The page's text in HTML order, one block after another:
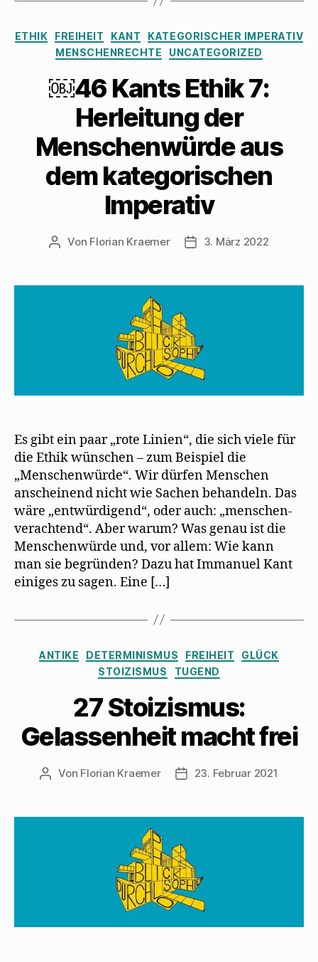
Kategorien
ETHIK FREIHEIT KANT
KATEGORISCHER IMPERATIV
MENSCHENRECHTE
UNCATEGORIZED
￼46 Kants Ethik 7:
Herleitung der
Menschenwürde aus
dem kategorischen
Imperativ
Beitragsautor
Von Florian Kraemer Veröffentlichungsdatum
3. März 2022
Es gibt ein paar „rote Linien“, die sich viele für
die Ethik wünschen – zum Beispiel die
„Menschenwürde“. Wir dürfen Menschen
anscheinend nicht wie Sachen behandeln. Das
wäre „entwürdigend“, oder auch: „menschen-
verachtend“. Aber warum? Was genau ist die
Menschenwürde und, vor allem: Wie kann
man sie begründen? Dazu hat Immanuel Kant
einiges zu sagen. Eine […]
Kategorien
ANTIKE DETERMINISMUS FREIHEIT
GLÜCK
STOIZISMUS
TUGEND
27 Stoizismus:
Gelassenheit macht frei
Beitragsautor
Von Florian Kraemer Veröffentlichungsdatum
23. Februar 2021